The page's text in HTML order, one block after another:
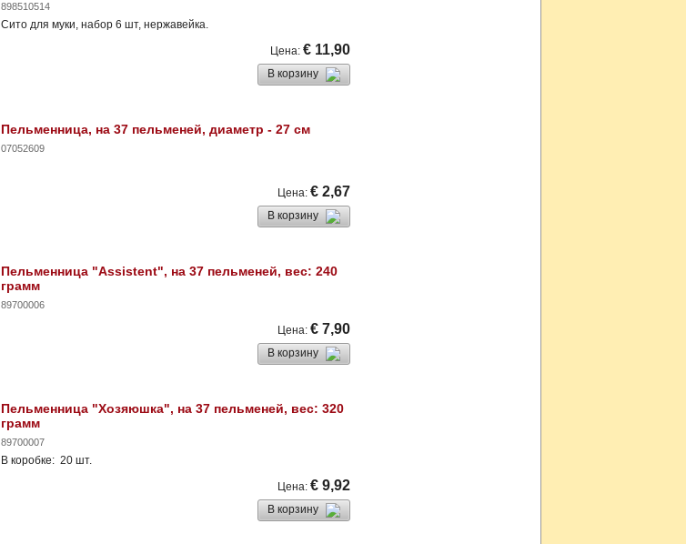
898510514
Сито для муки, набор 6 шт, нержавейка.
Цена: € 11,90
В корзину
Пельменница, на 37 пельменей, диаметр - 27 см
07052609
Цена: € 2,67
В корзину
Пельменница "Assistent", на 37 пельменей, вес: 240
грамм
89700006
Цена: € 7,90
В корзину
Пельменница "Хозяюшка", на 37 пельменей, вес: 320
грамм
89700007
В коробке: 20 шт.
Цена: € 9,92
В корзину